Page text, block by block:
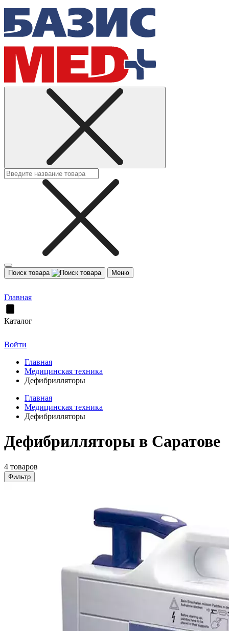
Поиск товара Меню
Главная
Каталог
Войти
Главная
Медицинская техника
Дефибрилляторы
Главная
Медицинская техника
Дефибрилляторы
Дефибрилляторы в Саратове
4 товаров
Фильтр